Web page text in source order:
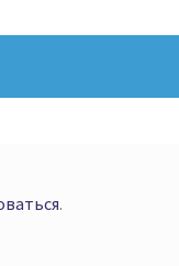
.